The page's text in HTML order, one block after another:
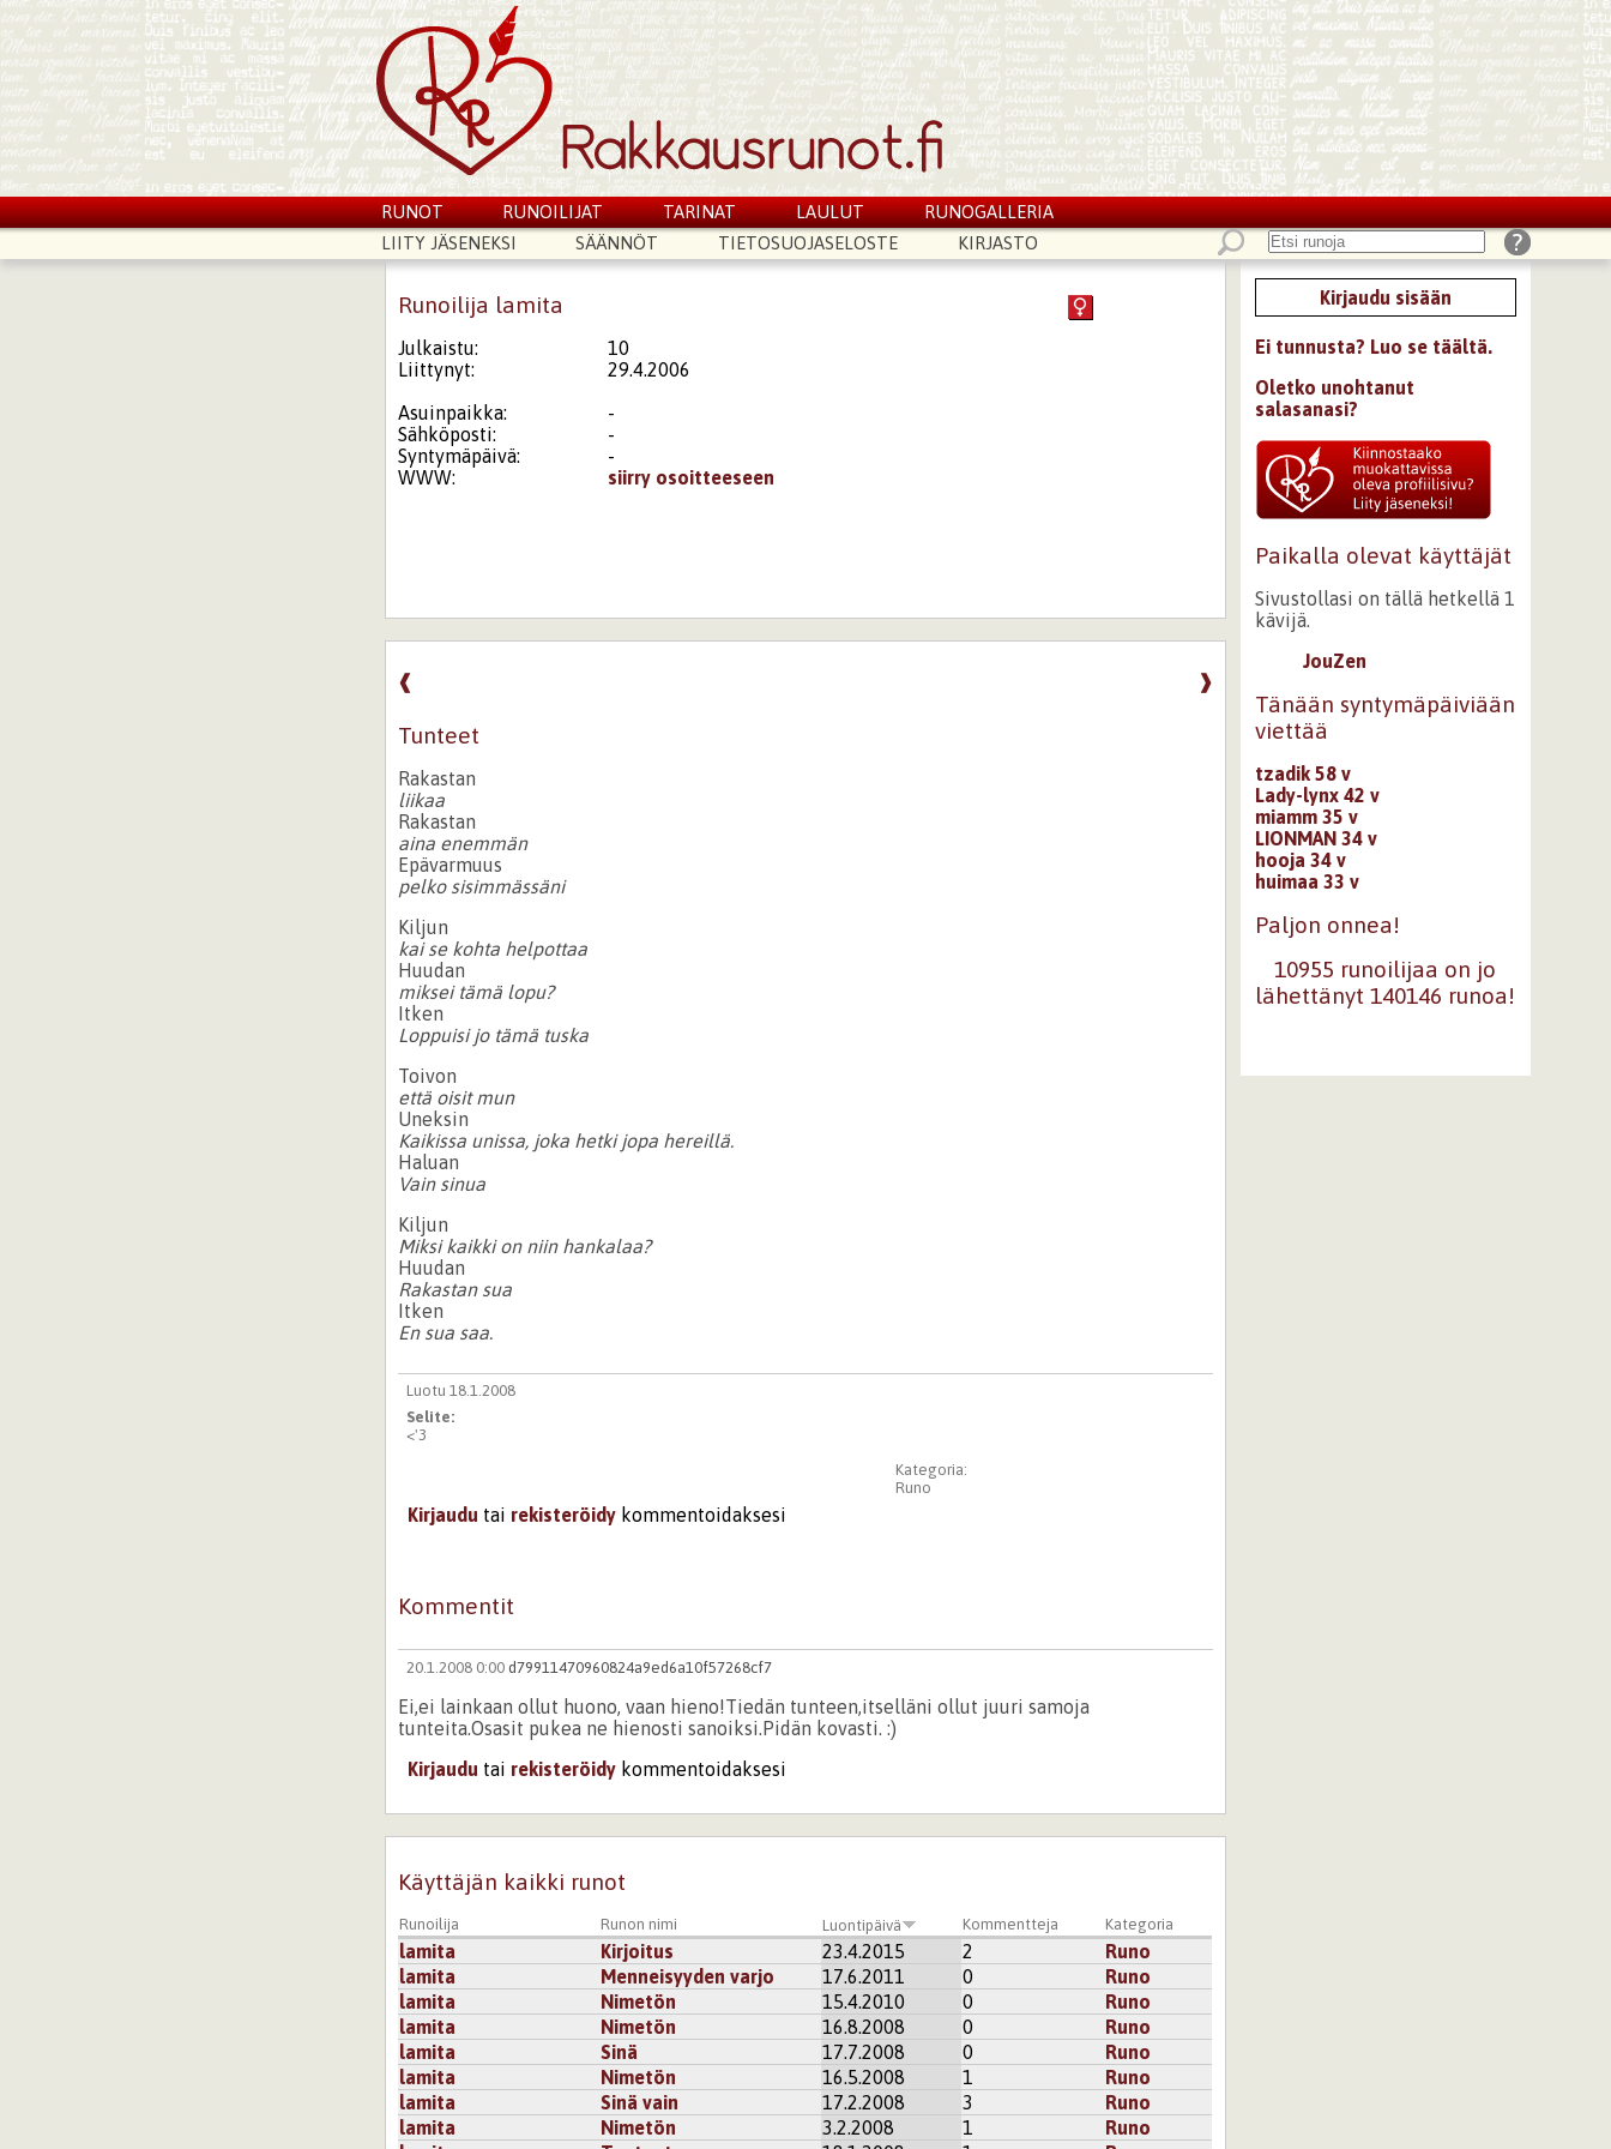
RUNOT RUNOILIJAT TARINAT LAULUT
RUNOGALLERIA
LIITY JÄSENEKSI
SÄÄNNÖT TIETOSUOJASELOSTE KIRJASTO
Runoilija lamita
Julkaistu:
10
Liittynyt:
29.4.2006
Asuinpaikka:
-
Sähköposti:
-
Syntymäpäivä:
-
WWW:
siirry osoitteeseen
❱
❰
Tunteet
Rakastan
liikaa
Rakastan
aina enemmän
Epävarmuus
pelko sisimmässäni
Kiljun
kai se kohta helpottaa
Huudan
miksei tämä lopu?
Itken
Loppuisi jo tämä tuska
Toivon
että oisit mun
Uneksin
Kaikissa unissa, joka hetki jopa hereillä.
Haluan
Vain sinua
Kiljun
Miksi kaikki on niin hankalaa?
Huudan
Rakastan sua
Itken
En sua saa.
Luotu 18.1.2008
Selite:
<'3
Kategoria:
Runo
Kirjaudu tai rekisteröidy kommentoidaksesi
Kommentit
20.1.2008 0:00 d79911470960824a9ed6a10f57268cf7
Ei,ei lainkaan ollut huono, vaan hieno!Tiedän tunteen,itselläni ollut juuri samoja
tunteita.Osasit pukea ne hienosti sanoiksi.Pidän kovasti. :)
Kirjaudu tai rekisteröidy kommentoidaksesi
Käyttäjän kaikki runot
Runoilija Runon nimi Luontipäivä Kommentteja Kategoria
lamita Kirjoitus 23.4.2015 2
Runo
lamita
Menneisyyden varjo 17.6.2011 0
Runo
lamita
Nimetön 15.4.2010 0
Runo
lamita
Nimetön 16.8.2008 0
Runo
lamita
Sinä 17.7.2008 0
Runo
lamita
Nimetön 16.5.2008 1
Runo
lamita
Sinä vain 17.2.2008 3
Runo
lamita
Nimetön 3.2.2008 1
Runo
Kirjaudu sisään
Ei tunnusta? Luo se täältä.
Oletko unohtanut
salasanasi?
Paikalla olevat käyttäjät
Sivustollasi on tällä hetkellä 1
kävijä.
JouZen
Tänään syntymäpäiviään
viettää
tzadik 58 v
Lady-lynx 42 v
miamm 35 v
LIONMAN 34 v
hooja 34 v
huimaa 33 v
Paljon onnea!
10955 runoilijaa on jo
lähettänyt 140146 runoa!